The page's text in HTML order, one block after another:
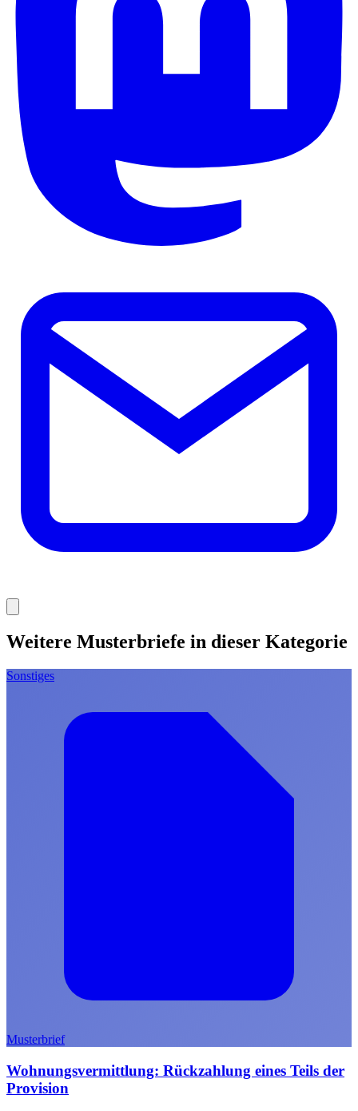
Weitere Musterbriefe in dieser Kategorie
Sonstiges
Musterbrief
Wohnungsvermittlung: Rückzahlung eines Teils der
Provision